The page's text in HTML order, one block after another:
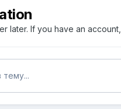
later. If you have an account,
тему...